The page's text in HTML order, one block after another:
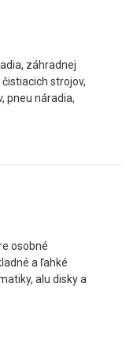
záhradnej
strojov,
pneu náradia,
osobné
a ľahké
alu disky a